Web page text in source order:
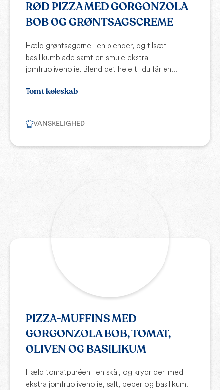
RØD PIZZA MED GORGONZOLA
BOB OG GRØNTSAGSCREME
Hæld grøntsagerne i en blender, og tilsæt
basilikumblade samt en smule ekstra
jomfruolivenolie. Blend det hele til du får en...
Tomt køleskab
VANSKELIGHED
PIZZA-MUFFINS MED
GORGONZOLA BOB, TOMAT,
OLIVEN OG BASILIKUM
Hæld tomatpuréen i en skål, og krydr den med
ekstra jomfruolivenolie, salt, peber og basilikum.